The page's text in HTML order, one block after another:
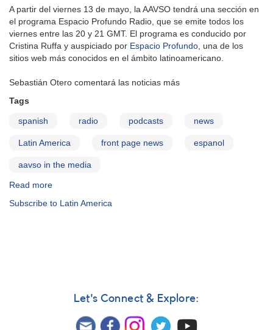
(Deep
Space
Radio)
A partir del viernes 13 de mayo, la AAVSO tendrá una sección en
el programa Espacio Profundo Radio, que se emite todos los
viernes entre las 20 y 21 GMT. El programa es conducido por
Cristina Ruffa y auspiciado por Espacio Profundo, una de los
sitios web más conocidos en el ámbito latinoamericano.
Sebastián Otero comentará las noticias más
Tags
spanish radio podcasts news
Latin America front page news espanol
aavso in the media
Read more
en
Subscribe to Latin America
Let's Connect & Explore: